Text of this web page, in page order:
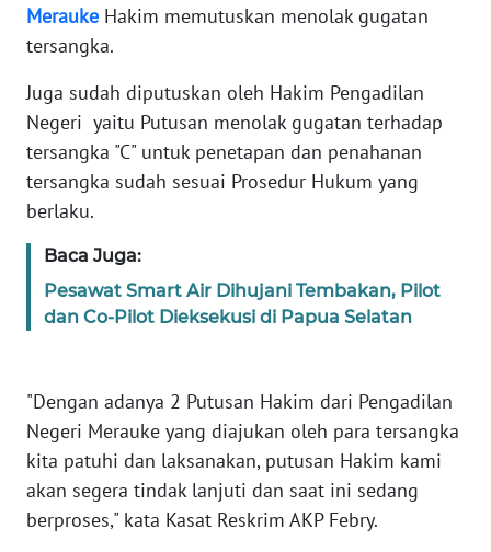
Merauke Hakim memutuskan menolak gugatan
tersangka.
Juga sudah diputuskan oleh Hakim Pengadilan
Negeri yaitu Putusan menolak gugatan terhadap
tersangka "C" untuk penetapan dan penahanan
tersangka sudah sesuai Prosedur Hukum yang
berlaku.
Baca Juga:
Pesawat Smart Air Dihujani Tembakan, Pilot
dan Co-Pilot Dieksekusi di Papua Selatan
"Dengan adanya 2 Putusan Hakim dari Pengadilan
Negeri Merauke yang diajukan oleh para tersangka
kita patuhi dan laksanakan, putusan Hakim kami
akan segera tindak lanjuti dan saat ini sedang
berproses," kata Kasat Reskrim AKP Febry.
WN
BANTEN
WN
NTT
WN
KEPRI
WN
PAPUA
WN
RIAU
WN